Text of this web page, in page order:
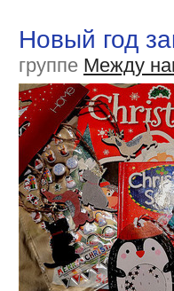
Новый год
группе Между